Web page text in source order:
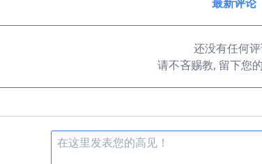
还没有任何
请不吝赐教, 留下您